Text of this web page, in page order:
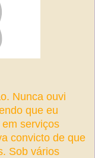
Nunca ouvi
que eu
serviços
convicto de que
Sob vários